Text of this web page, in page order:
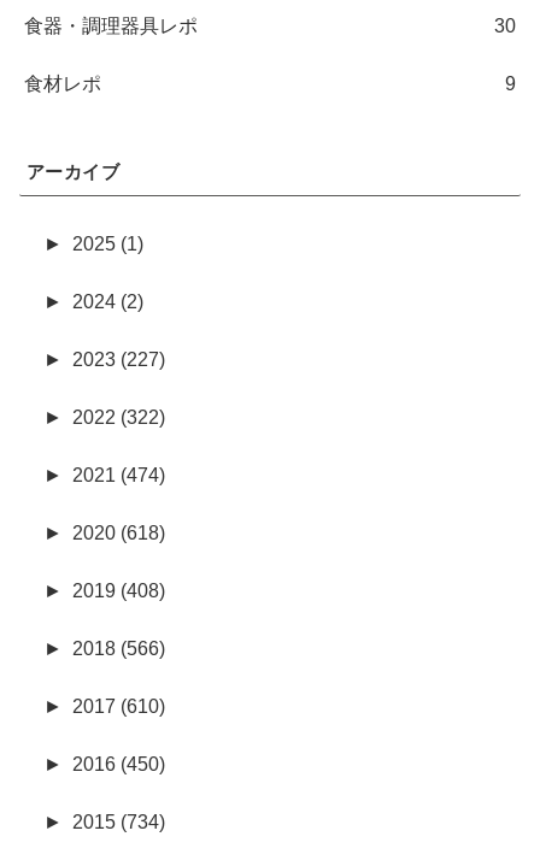
食器・調理器具レポ 30
食材レポ 9
アーカイブ
► 2025 (1)
► 2024 (2)
► 2023 (227)
► 2022 (322)
► 2021 (474)
► 2020 (618)
► 2019 (408)
► 2018 (566)
► 2017 (610)
► 2016 (450)
► 2015 (734)